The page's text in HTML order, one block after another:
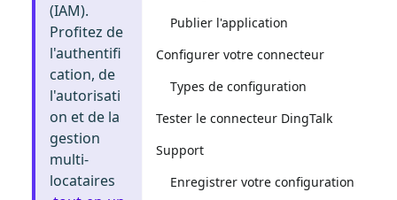
(IAM).
Profitez de
l'authentifi
cation, de
l'autorisati
on et de la
gestion
multi-
locataires
Publier l'application
Configurer votre connecteur
Types de configuration
Tester le connecteur DingTalk
Support
Enregistrer votre configuration